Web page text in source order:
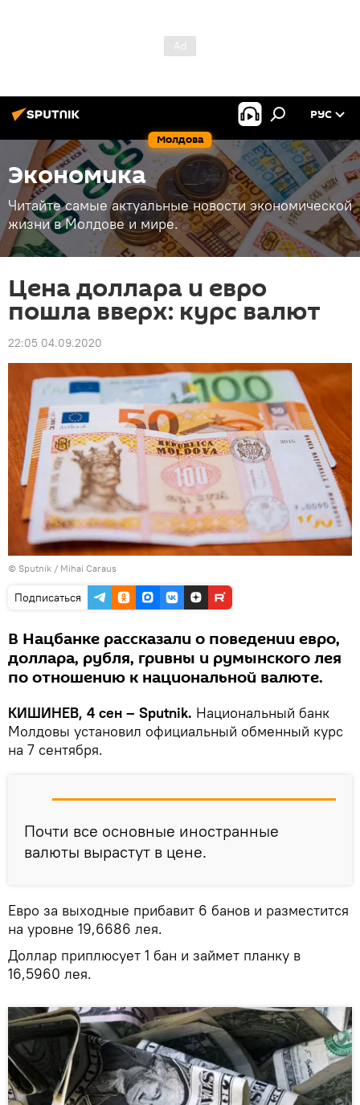
Молдова
РУС
Экономика
Читайте самые актуальные новости экономической
жизни в Молдове и мире.
Цена доллара и евро
пошла вверх: курс валют
22:05 04.09.2020
© Sputnik / Mihai Caraus
Подписаться
В Нацбанке рассказали о поведении евро,
доллара, рубля, гривны и румынского лея
по отношению к национальной валюте.
КИШИНЕВ, 4 сен – Sputnik. Национальный банк
Молдовы установил официальный обменный курс
на 7 сентября.
Почти все основные иностранные
валюты вырастут в цене.
Евро за выходные прибавит 6 банов и разместится
на уровне 19,6686 лея.
Доллар приплюсует 1 бан и займет планку в
16,5960 лея.